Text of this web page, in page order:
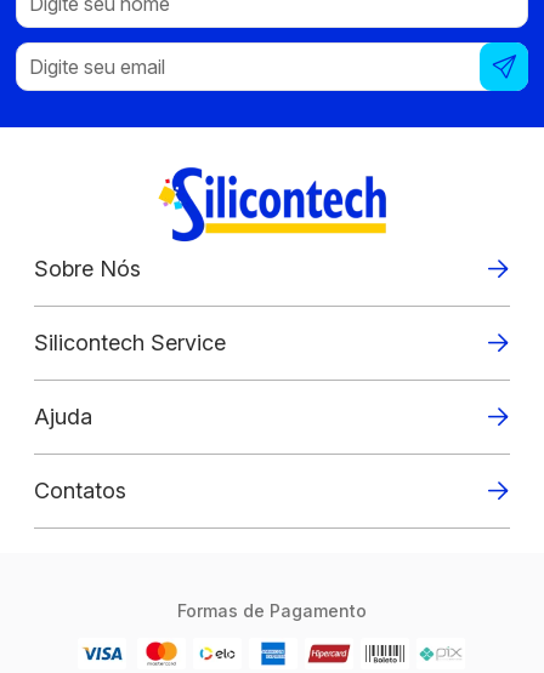
Sobre Nós
Silicontech Service
Ajuda
Contatos
Formas de Pagamento